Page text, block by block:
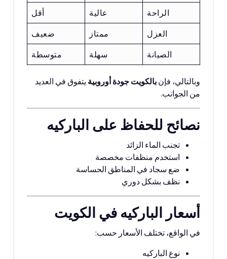
الراحة عالية أقل
العزل ممتاز ضعيف
الصيانة سهلة متوسطة
وبالتالي، فإن بالكويت جودة أوروبية يتفوق في العديد
من الجوانب.
نصائح للحفاظ على الباركيه
تجنب الماء الزائد
استخدم منظفات مخصصة
ضع سجاد في المناطق الحساسة
نظف بشكل دوري
أسعار الباركيه في الكويت
في الواقع، تختلف الأسعار حسب:
نوع الباركيه